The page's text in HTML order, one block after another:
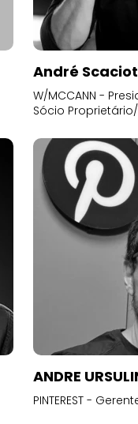
André
W/MCCANN -
Sócio
ANDRE
PINTEREST -